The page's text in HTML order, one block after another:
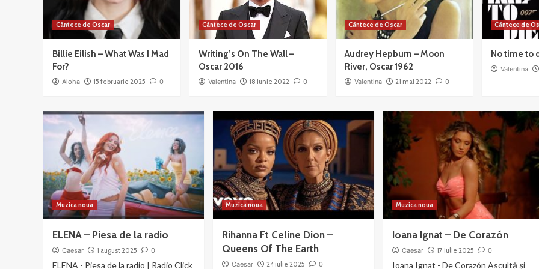
Cântece de Oscar
Billie Eilish – What Was I Mad
For?
Aloha 15 februarie 2025 0
Cântece de Oscar
Writing’s On The Wall –
Oscar 2016
Valentina 18 iunie 2022 0
Cântece de Oscar
Audrey Hepburn – Moon
River, Oscar 1962
Valentina 21 mai 2022 0
Cântece de
No time to
Valentina
Muzica noua
ELENA – Piesa de la radio
Caesar 1 august 2025 0
ELENA - Piesa de la radio | Radio Click
Muzica noua
Rihanna Ft Celine Dion –
Queens Of The Earth
Caesar 24 iulie 2025 0
Muzica noua
Ioana Ignat – De Corazón
Caesar 17 iulie 2025 0
Ioana Ignat - De Corazón Ascultă și